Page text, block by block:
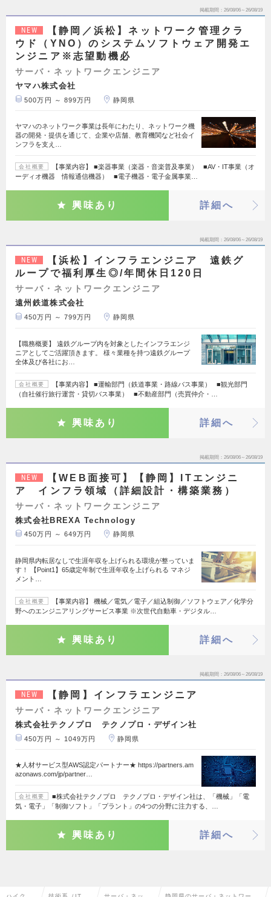
掲載期間 26/08/06～26/08/19
NEW
【静岡／浜松】ネットワーク管理クラ
ウド（YNO）のシステムソフトウェア開発エ
ンジニア※志望動機必
サーバ・ネットワークエンジニア
ヤマハ株式会社
500万円 ～ 899万円 静岡県
ヤマハのネットワーク事業は長年にわたり、ネットワーク機
器の開発・提供を通じて、企業や店舗、教育機関など社会イ
ンフラを支え…
会社概要
【事業内容】 ■楽器事業（楽器・音楽普及事業） ■AV・IT事業（オ
ーディオ機器 情報通信機器） ■電子機器・電子金属事業…
興味あり 詳細へ
掲載期間 26/08/06～26/08/19
NEW
【浜松】インフラエンジニア 遠鉄グ
ループで福利厚生◎/年間休日120日
サーバ・ネットワークエンジニア
遠州鉄道株式会社
450万円 ～ 799万円 静岡県
【職務概要】 遠鉄グループ内を対象としたインフラエンジ
ニアとしてご活躍頂きます。 様々業種を持つ遠鉄グループ
全体及び各社にお…
会社概要
【事業内容】 ■運輸部門（鉄道事業・路線バス事業） ■観光部門
（自社催行旅行運営・貸切バス事業） ■不動産部門（売買仲介・…
興味あり 詳細へ
掲載期間 26/08/06～26/08/19
NEW
【WEB面接可】【静岡】ITエンジニ
ア インフラ領域（詳細設計・構築業務）
サーバ・ネットワークエンジニア
株式会社BREXA Technology
450万円 ～ 649万円 静岡県
静岡県内転居なしで生涯年収を上げられる環境が整っていま
す！ 【Point1】65歳定年制で生涯年収を上げられる マネジ
メント…
会社概要
【事業内容】 機械／電気／電子／組込制御／ソフトウェア／化学分
野へのエンジニアリングサービス事業 ※次世代自動車・デジタル…
興味あり 詳細へ
掲載期間 26/08/06～26/08/19
NEW 【静岡】インフラエンジニア
サーバ・ネットワークエンジニア
株式会社テクノプロ テクノプロ・デザイン社
450万円 ～ 1049万円 静岡県
★人材サービス型AWS認定パートナー★ https://partners.am
azonaws.com/jp/partner…
会社概要
■株式会社テクノプロ テクノプロ・デザイン社は、「機械」「電
気・電子」「制御ソフト」「プラント」の4つの分野に注力する、…
興味あり 詳細へ